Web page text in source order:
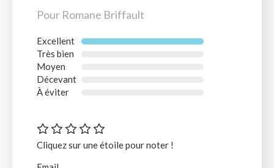
Pour Romane Briffault
Excellent
Très bien
Moyen
Décevant
À éviter
Cliquez sur une étoile pour noter !